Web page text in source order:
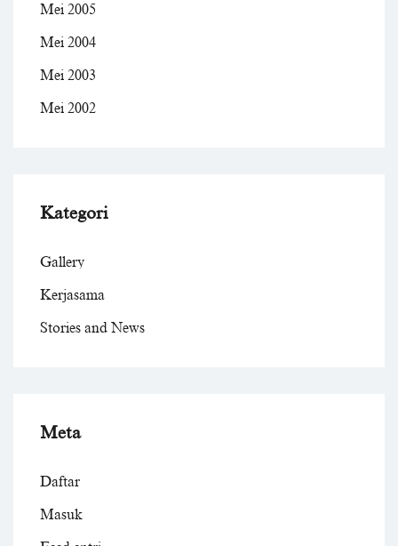
Mei 2005
Mei 2004
Mei 2003
Mei 2002
Kategori
Gallery
Kerjasama
Stories and News
Meta
Daftar
Masuk